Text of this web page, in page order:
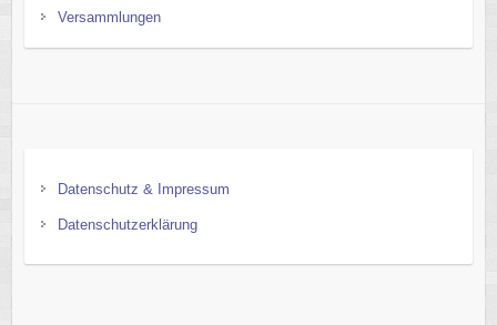
Versammlungen
Datenschutz & Impressum
Datenschutzerklärung